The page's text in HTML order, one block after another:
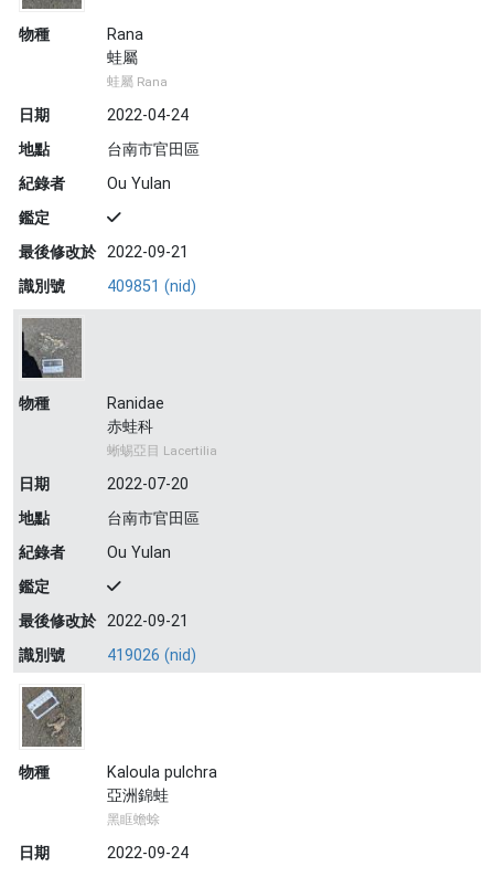
物種
Rana
蛙屬
蛙屬 Rana
日期
2022-04-24
地點
台南市官田區
紀錄者
Ou Yulan
鑑定
最後修改於 2022-09-21
識別號
409851 (nid)
物種
Ranidae
赤蛙科
蜥蜴亞目 Lacertilia
日期
2022-07-20
地點
台南市官田區
紀錄者
Ou Yulan
鑑定
最後修改於 2022-09-21
識別號
419026 (nid)
物種
Kaloula pulchra
亞洲錦蛙
黑眶蟾蜍
日期
2022-09-24